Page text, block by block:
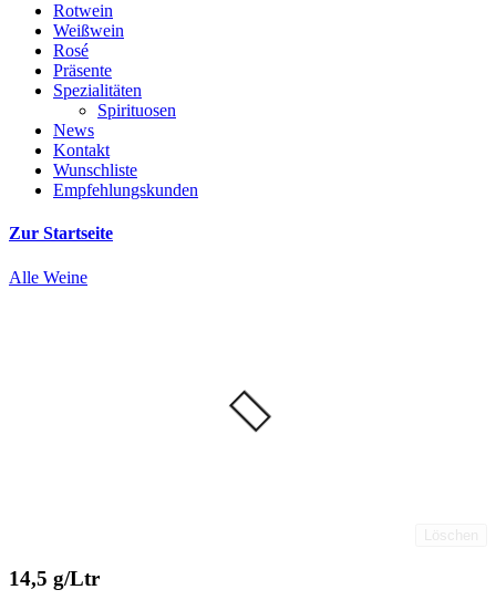
Rotwein
Weißwein
Rosé
Präsente
Spezialitäten
Spirituosen
News
Kontakt
Wunschliste
Empfehlungskunden
Zur Startseite
Alle Weine
14,5 g/Ltr